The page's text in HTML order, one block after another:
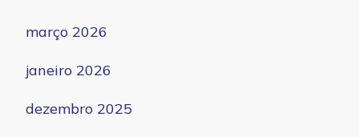
março 2026
janeiro 2026
dezembro 2025